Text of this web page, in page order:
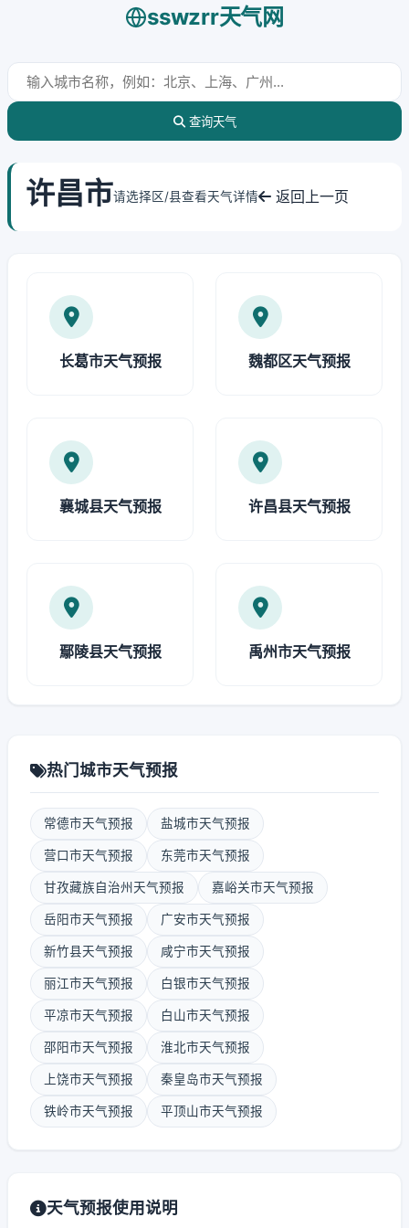
sswzrr天气网
查询天气
许昌市请选择区/县查看天气详情 返回上一页
长葛市天气预报 魏都区天气预报
襄城县天气预报 许昌县天气预报
鄢陵县天气预报 禹州市天气预报
热门城市天气预报
常德市天气预报 盐城市天气预报
营口市天气预报 东莞市天气预报
甘孜藏族自治州天气预报 嘉峪关市天气预报
岳阳市天气预报 广安市天气预报
新竹县天气预报 咸宁市天气预报
丽江市天气预报 白银市天气预报
平凉市天气预报 白山市天气预报
邵阳市天气预报 淮北市天气预报
上饶市天气预报 秦皇岛市天气预报
铁岭市天气预报 平顶山市天气预报
天气预报使用说明